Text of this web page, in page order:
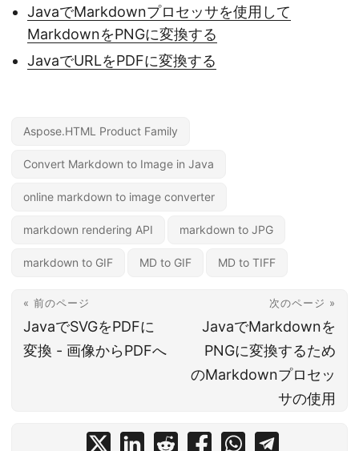
JavaでMarkdownプロセッサを使用して
MarkdownをPNGに変換する
JavaでURLをPDFに変換する
Aspose.HTML Product Family
Convert Markdown to Image in Java
online markdown to image converter
markdown rendering API markdown to JPG
markdown to GIF MD to GIF MD to TIFF
« 前のページ
JavaでSVGをPDFに
変換 - 画像からPDFへ
次のページ »
JavaでMarkdownを
PNGに変換するため
のMarkdownプロセッ
サの使用